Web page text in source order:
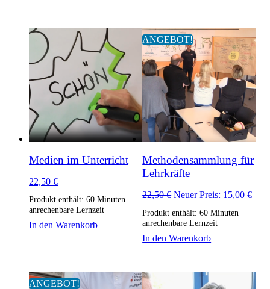
Medien im Unterricht
22,50 €
Produkt enthält: 60 Minuten
anrechenbare Lernzeit
In den Warenkorb
ANGEBOT!
Methodensammlung für
Lehrkräfte
22,50€ Ursprünglicher
war:
22,50 €
Neuer Preis: 15,00€
Produkt enthält: 60Minuten
anrechenbare Lernzeit
In den Warenkorb
ANGEBOT!